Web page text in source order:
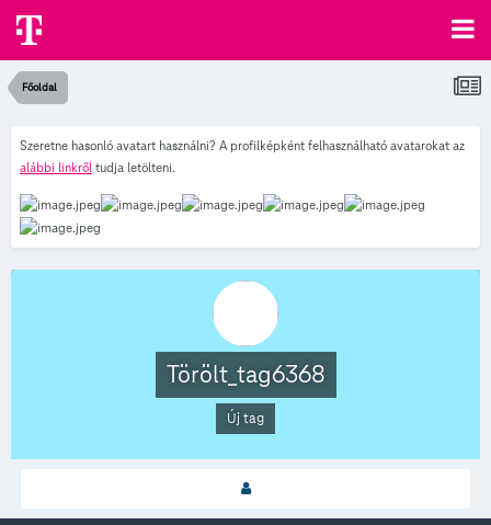
Főoldal
Szeretne hasonló avatart használni? A profilképként felhasználható avatarokat az
alábbi linkről tudja letölteni.
Törölt_tag6368
Új tag